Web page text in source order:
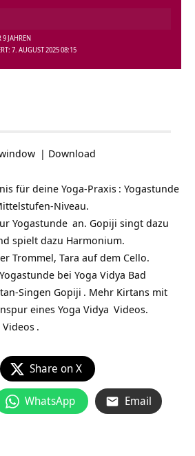
7. AUGUST 2025 08:15
9 JAHREN
| Download
für deine Yoga-Praxis : Yogastunde
Niveau.
Yogastunde an. Gopiji singt dazu
spielt dazu Harmonium.
Trommel, Tara auf dem Cello.
bei Yoga Vidya Bad
Singen Gopiji . Mehr Kirtans mit
eines Yoga Vidya Videos.
.
Share on X
WhatsApp Email